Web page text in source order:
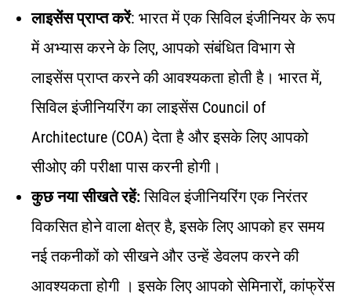
लाइसेंस प्राप्त करें: भारत में एक सिविल इंजीनियर के रूप
में अभ्यास करने के लिए, आपको संबंधित विभाग से
लाइसेंस प्राप्त करने की आवश्यकता होती है। भारत में,
सिविल इंजीनियरिंग का लाइसेंस Council of
Architecture (COA) देता है और इसके लिए आपको
सीओए की परीक्षा पास करनी होगी।
कुछ नया सीखते रहें:सिविल इंजीनियरिंग एक निरंतर
विकसित होने वाला क्षेत्र है, इसके लिए आपको हर समय
नई तकनीकों को सीखने और उन्हें डेवलप करने की
आवश्यकता होगी । इसके लिए आपको सेमिनारों, कांफ्रेंस